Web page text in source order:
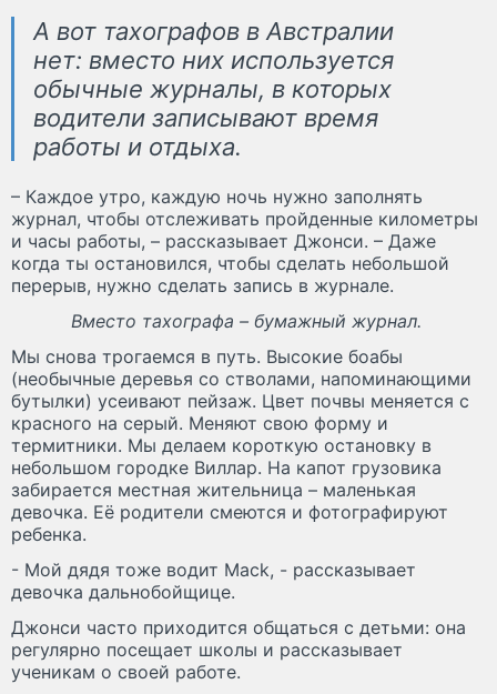
А вот тахографов в Австралии
нет: вместо них используется
обычные журналы, в которых
водители записывают время
работы и отдыха.
– Каждое утро, каждую ночь нужно заполнять
журнал, чтобы отслеживать пройденные километры
и часы работы, – рассказывает Джонси. – Даже
когда ты остановился, чтобы сделать небольшой
перерыв, нужно сделать запись в журнале.
Вместо тахографа – бумажный журнал.
Мы снова трогаемся в путь. Высокие боабы
(необычные деревья со стволами, напоминающими
бутылки) усеивают пейзаж. Цвет почвы меняется с
красного на серый. Меняют свою форму и
термитники. Мы делаем короткую остановку в
небольшом городке Виллар. На капот грузовика
забирается местная жительница – маленькая
девочка. Её родители смеются и фотографируют
ребенка.
- Мой дядя тоже водит Mack, - рассказывает
девочка дальнобойщице.
Джонси часто приходится общаться с детьми: она
регулярно посещает школы и рассказывает
ученикам о своей работе.